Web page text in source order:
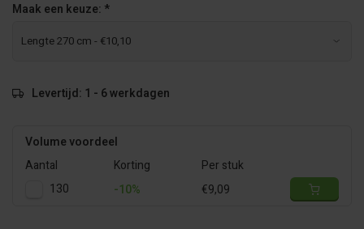
Maak een keuze: *
Levertijd: 1 - 6 werkdagen
Volume voordeel
Aantal
Korting
Per stuk
130
-10% €9,09